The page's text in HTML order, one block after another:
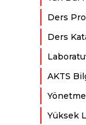
Ders
Ders
AKTS
Yüksek